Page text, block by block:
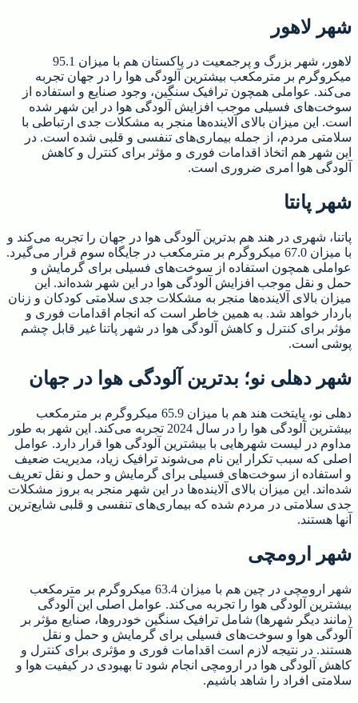
شهر لاهور
لاهور، شهر بزرگ و پرجمعیت در پاکستان هم با میزان 95.1
میکروگرم بر مترمکعب بیشترین آلودگی هوا را در جهان تجربه
می‌کند. عواملی همچون ترافیک سنگین، وجود صنایع و استفاده از
سوخت‌های فسیلی موجب افزایش آلودگی هوا در این شهر شده
است. این میزان بالای آلاینده‌ها منجر به مشکلات جدی ارتباطی با
سلامتی مردم، از جمله بیماری‌های تنفسی و قلبی شده است. در
این شهر هم اتخاذ اقدامات فوری و مؤثر برای کنترل و کاهش
آلودگی هوا امری ضروری است.
شهر پانتا
پاتنا، شهری در هند هم بدترین آلودگی هوا در جهان را تجربه می‌کند و
با میزان 67.0 میکروگرم بر مترمکعب در جایگاه سوم قرار می‌گیرد.
عواملی همچون استفاده از سوخت‌های فسیلی برای گرمایش و
حمل و نقل موجب افزایش آلودگی هوا در این شهر شده‌اند. این
میزان بالای آلاینده‌ها منجر به مشکلات جدی سلامتی کودکان و زنان
باردار خواهد شد. به همین خاطر است که انجام اقدامات فوری و
مؤثر برای کنترل و کاهش آلودگی هوا در شهر پاتنا غیر قابل چشم
پوشی است.
شهر دهلی نو؛ بدترین آلودگی هوا در جهان
دهلی نو، پایتخت هند هم با میزان 65.9 میکروگرم بر مترمکعب
بیشترین آلودگی هوا را در سال 2024 تجربه می‌کند. این شهر به طور
مداوم در لیست شهرهایی با بیشترین آلودگی هوا قرار دارد. عوامل
اصلی که سبب تکرار این نام می‌شوند ترافیک زیاد، مدیریت ضعیف
و استفاده از سوخت‌های فسیلی برای گرمایش و حمل و نقل تعریف
شده‌اند. این میزان بالای آلاینده‌ها در این شهر منجر به بروز مشکلات
جدی سلامتی در مردم شده که بیماری‌های تنفسی و قلبی شایع‌ترین
آنها هستند.
شهر ارومچی
شهر ارومچی در چین هم با میزان 63.4 میکروگرم بر مترمکعب
بیشترین آلودگی هوا را تجربه می‌کند. عوامل اصلی این آلودگی
(مانند دیگر شهرها) شامل ترافیک سنگین خودروها، صنایع مؤثر بر
آلودگی هوا و سوخت‌های فسیلی برای گرمایش و حمل و نقل
هستند. در نتیجه لازم است اقدامات فوری و مؤثری برای کنترل و
کاهش آلودگی هوا در ارومچی انجام شود تا بهبودی در کیفیت هوا و
سلامتی افراد را شاهد باشیم.